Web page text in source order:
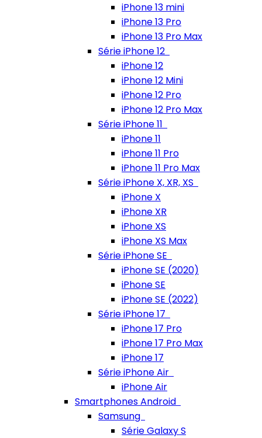
iPhone 13 mini
iPhone 13 Pro
iPhone 13 Pro Max
Série iPhone 12
iPhone 12
iPhone 12 Mini
iPhone 12 Pro
iPhone 12 Pro Max
Série iPhone 11
iPhone 11
iPhone 11 Pro
iPhone 11 Pro Max
Série iPhone X, XR, XS
iPhone X
iPhone XR
iPhone XS
iPhone XS Max
Série iPhone SE
iPhone SE (2020)
iPhone SE
iPhone SE (2022)
Série iPhone 17
iPhone 17 Pro
iPhone 17 Pro Max
iPhone 17
Série iPhone Air
iPhone Air
Smartphones Android
Samsung
Série Galaxy S